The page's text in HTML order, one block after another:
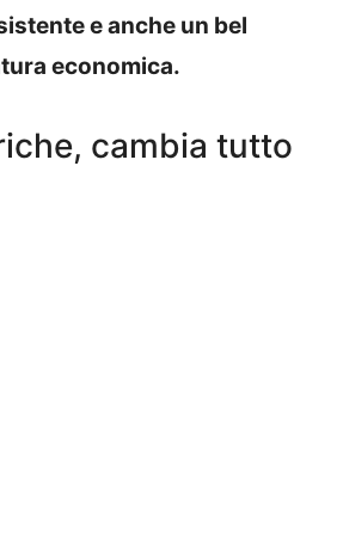
e anche un bel
economica.
cambia tutto